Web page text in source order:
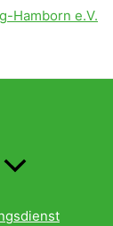
Menü
umschalten